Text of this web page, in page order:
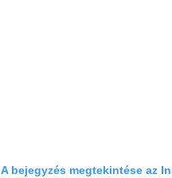
A bejegyzés megtekintése az